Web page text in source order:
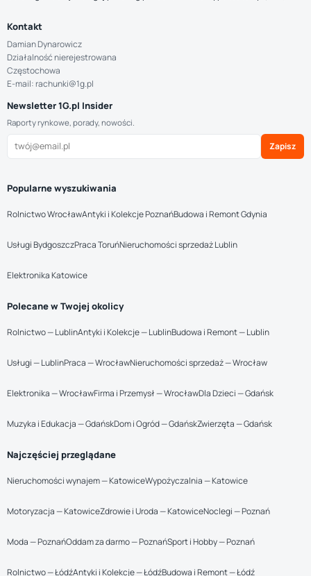
Kontakt
Damian Dynarowicz
Działalność nierejestrowana
Częstochowa
E-mail: rachunki@1g.pl
Newsletter 1G.pl Insider
Raporty rynkowe, porady, nowości.
Zapisz
Popularne wyszukiwania
Rolnictwo WrocławAntyki i Kolekcje PoznańBudowa i Remont Gdynia
Usługi BydgoszczPraca ToruńNieruchomości sprzedaż Lublin
Elektronika Katowice
Polecane w Twojej okolicy
Rolnictwo — LublinAntyki i Kolekcje — LublinBudowa i Remont — Lublin
Usługi — LublinPraca — WrocławNieruchomości sprzedaż — Wrocław
Elektronika — WrocławFirma i Przemysł — WrocławDla Dzieci — Gdańsk
Muzyka i Edukacja — GdańskDom i Ogród — GdańskZwierzęta — Gdańsk
Najczęściej przeglądane
Nieruchomości wynajem — KatowiceWypożyczalnia — Katowice
Motoryzacja — KatowiceZdrowie i Uroda — KatowiceNoclegi — Poznań
Moda — PoznańOddam za darmo — PoznańSport i Hobby — Poznań
Rolnictwo — ŁódźAntyki i Kolekcje — ŁódźBudowa i Remont — Łódź